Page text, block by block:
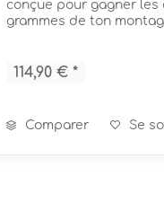
conçue pour gagner les
grammes de ton
en aluminium forgée,
114,90 € *
Comparer Se